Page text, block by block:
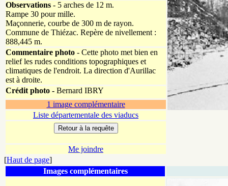
Observations - 5 arches de 12 m.
Rampe 30 pour mille.
Maçonnerie, courbe de 300 m de rayon.
Commune de Thiézac. Repère de nivellement :
888,445 m.
Commentaire photo - Cette photo met bien en
relief les rudes conditions topographiques et
climatiques de l'endroit. La direction d'Aurillac
est à droite.
Crédit photo - Bernard IBRY
1 image complémentaire
Liste départementale des viaducs
Me joindre
[Haut de page]
Images complémentaires